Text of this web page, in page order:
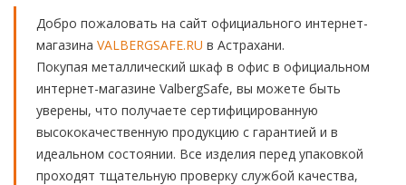
Добро пожаловать на сайт официального интернет-
магазина VALBERGSAFE.RU в Астрахани.
Покупая металлический шкаф в офис в официальном
интернет-магазине ValbergSafe, вы можете быть
уверены, что получаете сертифицированную
высококачественную продукцию с гарантией и в
идеальном состоянии. Все изделия перед упаковкой
проходят тщательную проверку службой качества,